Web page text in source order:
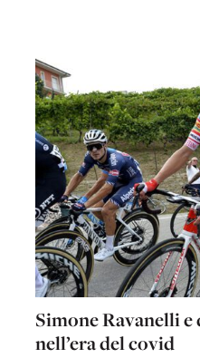
Simone Ravanelli e
nell’era del covid